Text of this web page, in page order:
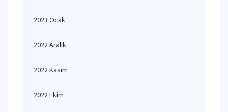
2023 Ocak
2022 Aralık
2022 Kasım
2022 Ekim